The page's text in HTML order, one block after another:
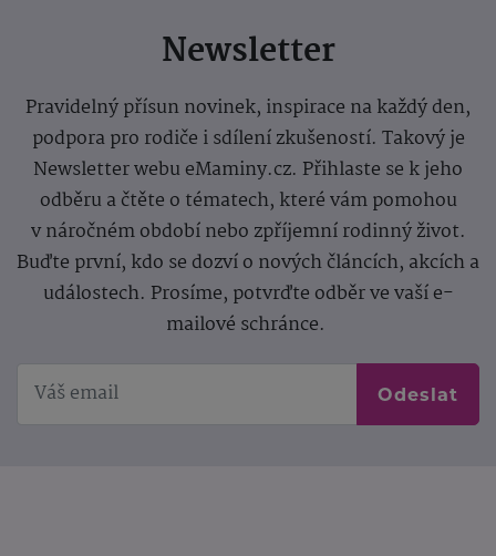
Newsletter
Pravidelný přísun novinek, inspirace na každý den,
podpora pro rodiče i sdílení zkušeností. Takový je
Newsletter webu eMaminy.cz. Přihlaste se k jeho
odběru a čtěte o tématech, které vám pomohou
v náročném období nebo zpříjemní rodinný život.
Buďte první, kdo se dozví o nových článcích, akcích a
událostech. Prosíme, potvrďte odběr ve vaší e-
mailové schránce.
Odeslat